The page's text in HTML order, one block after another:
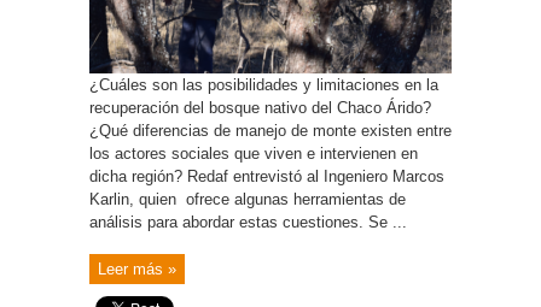
¿Cuáles son las posibilidades y limitaciones en la
recuperación del bosque nativo del Chaco Árido?
¿Qué diferencias de manejo de monte existen entre
los actores sociales que viven e intervienen en
dicha región? Redaf entrevistó al Ingeniero Marcos
Karlin, quien ofrece algunas herramientas de
análisis para abordar estas cuestiones. Se ...
Leer más »